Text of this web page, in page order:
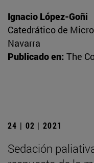
Ignacio López-Goñi
Catedrático de
Navarra
Publicado en: The
24 | 02 | 2021
Sedación